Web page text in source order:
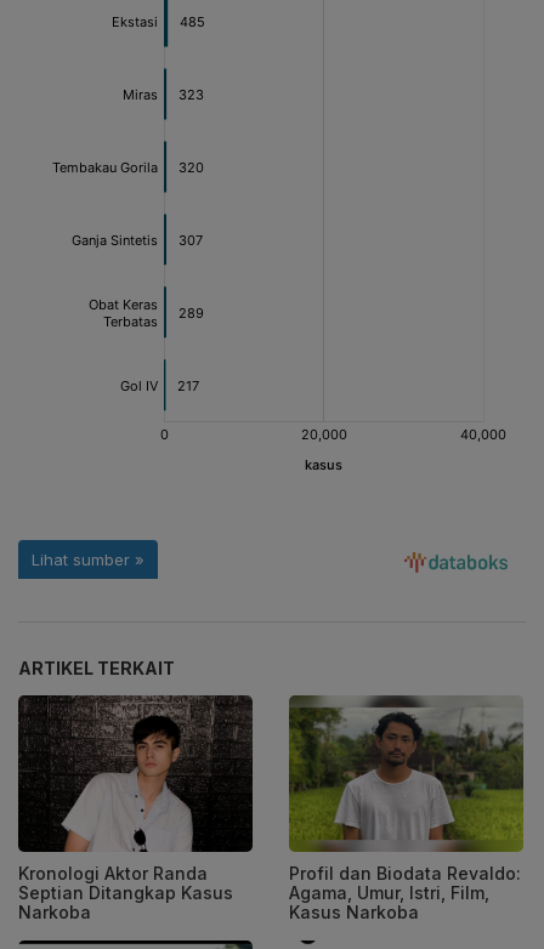
ARTIKEL TERKAIT
Kronologi Aktor Randa
Septian Ditangkap Kasus
Narkoba
Profil dan Biodata Revaldo:
Agama, Umur, Istri, Film,
Kasus Narkoba